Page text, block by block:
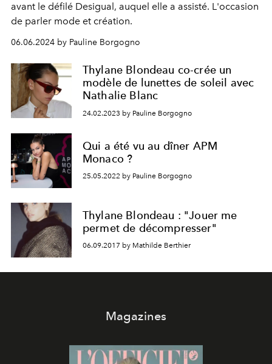
avant le défilé Desigual, auquel elle a assisté. L'occasion
de parler mode et création.
06.06.2024 by Pauline Borgogno
Thylane Blondeau co-crée un
modèle de lunettes de soleil avec
Nathalie Blanc
24.02.2023 by Pauline Borgogno
Qui a été vu au dîner APM
Monaco ?
25.05.2022 by Pauline Borgogno
Thylane Blondeau : "Jouer me
permet de décompresser"
06.09.2017 by Mathilde Berthier
Magazines